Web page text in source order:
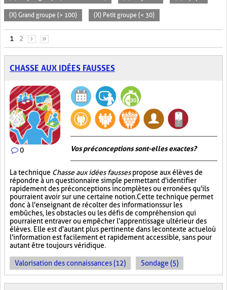
(X) Grand groupe (> 100) (X) Petit groupe (< 30)
PAGES
1 2 › »
CHASSE AUX IDÉES FAUSSES
0 Vos préconceptions sont-elles exactes ?
La technique Chasse aux idées faussespropose aux élèves de
répondre à un questionnaire simple permettant d'identifier
rapidement des préconceptions incomplètes ou erronées qu'ils
pourraient avoir sur une certaine notion. Cette technique permet
donc à l'enseignant de récolter des informations sur les
embûches, les obstacles ou les défis de compréhension qui
pourraient entraver ou empêcher l'apprentissage ultérieur des
élèves. Elle est d'autant plus pertinente dans le contexte actuel où
l'information est facilement et rapidement accessible, sans pour
autant être toujours véridique.
Valorisation des connaissances (12) Sondage (5)